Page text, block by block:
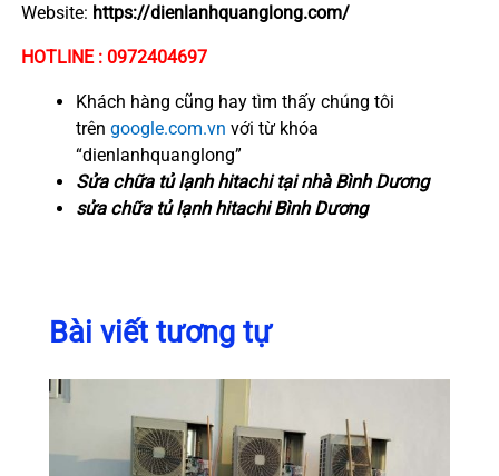
Website: https://dienlanhquanglong.com/
HOTLINE : 0972404697
Khách hàng cũng hay tìm thấy chúng tôi
trêngoogle.com.vn với từ khóa
“dienlanhquanglong”
Sửa chữa tủ lạnh hitachi tại nhà Bình Dương
sửa chữa tủ lạnh hitachi Bình Dương
Bài viết tương tự